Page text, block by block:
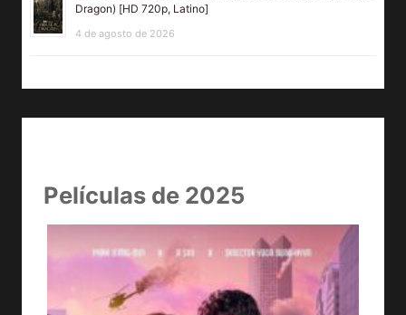
Dragon) [HD 720p, Latino]
4 de agosto de 2026
Películas de 2025